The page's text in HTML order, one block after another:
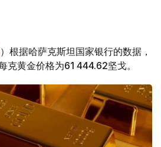
）根据哈萨克斯坦国家银行的数据，
黄金价格为61 444.62坚戈。